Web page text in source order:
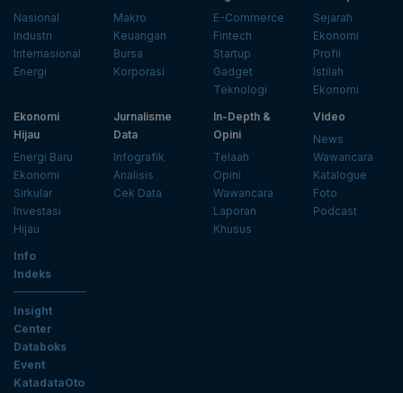
Nasional
Industri
Internasional
Energi
Makro
Keuangan
Bursa
Korporasi
E-Commerce
Fintech
Startup
Gadget
Teknologi
Sejarah
Ekonomi
Profil
Istilah
Ekonomi
Ekonomi
Hijau
Energi Baru
Ekonomi
Sirkular
Investasi
Hijau
Jurnalisme
Data
Infografik
Analisis
Cek Data
In-Depth &
Opini
Telaah
Opini
Wawancara
Laporan
Khusus
Video
News
Wawancara
Katalogue
Foto
Podcast
Info
Indeks
Insight
Center
Databoks
Event
KatadataOto